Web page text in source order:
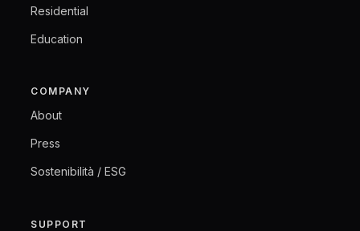
Residential
Education
COMPANY
About
Press
Sostenibilità / ESG
SUPPORT